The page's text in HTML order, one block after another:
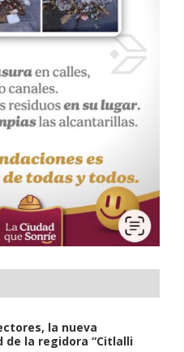
la nueva
de la regidora “Citlalli